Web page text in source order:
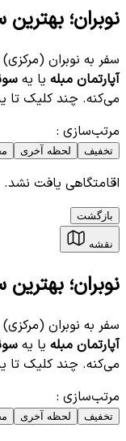
نوبران؛
سفر به نوبران
آپارتمان مبله یا یه
می‌کنه. چند کلیک تا
مرتب‌سازی :
تخفیف لحظه آخری
اقامتگاهی یافت نشد.
بازگشت
نقشه
نوبران؛
سفر به نوبران
آپارتمان مبله یا یه
می‌کنه. چند کلیک تا
مرتب‌سازی :
تخفیف لحظه آخری